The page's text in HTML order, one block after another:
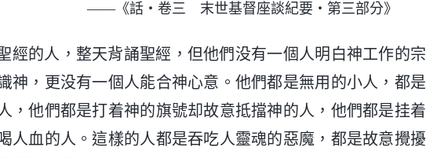
——《話・卷三 末世基督座談紀要・第三部分》
經的人，整天背誦聖經，但他們没有一個人明白神工作的宗
神，更没有一個人能合神心意。他們都是無用的小人，都是
，他們都是打着神的旗號却故意抵擋神的人，他們都是挂着
人血的人。這樣的人都是吞吃人靈魂的惡魔，都是故意攪擾